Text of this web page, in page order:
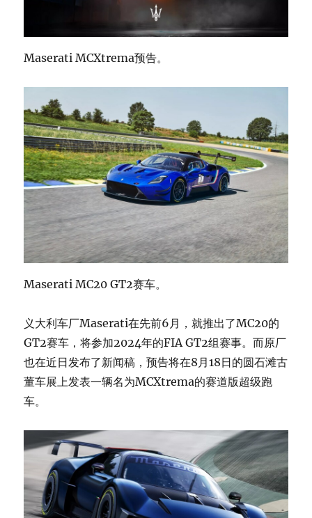
Maserati MCXtrema预告。
Maserati MC20 GT2赛车。
义大利车厂Maserati在先前6月，就推出了MC20的
GT2赛车，将参加2024年的FIA GT2组赛事。而原厂
也在近日发布了新闻稿，预告将在8月18日的圆石滩古
董车展上发表一辆名为MCXtrema的赛道版超级跑
车。